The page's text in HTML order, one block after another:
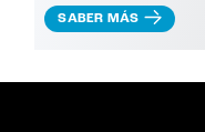
SABER MÁS